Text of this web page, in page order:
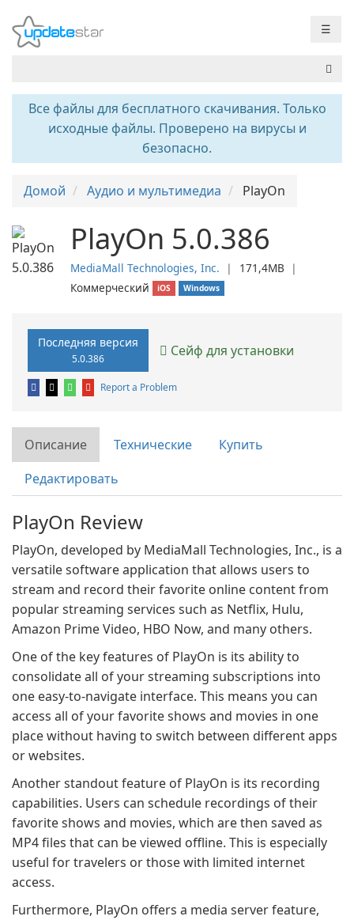
☰
Все файлы для бесплатного скачивания. Только
исходные файлы. Проверено на вирусы и
безопасно.
Домой Аудио и мультимедиа PlayOn
PlayOn 5.0.386
MediaMall Technologies, Inc. ❘ 171,4MB
❘
Коммерческий
iOS Windows
Последняя версия
5.0.386 Сейф для установки
Report a Problem
Описание Технические
Купить
Редактировать
PlayOn Review
PlayOn, developed by MediaMall Technologies, Inc., is a
versatile software application that allows users to
stream and record their favorite online content from
popular streaming services such as Netflix, Hulu,
Amazon Prime Video, HBO Now, and many others.
One of the key features of PlayOn is its ability to
consolidate all of your streaming subscriptions into
one easy-to-navigate interface. This means you can
access all of your favorite shows and movies in one
place without having to switch between different apps
or websites.
Another standout feature of PlayOn is its recording
capabilities. Users can schedule recordings of their
favorite shows and movies, which are then saved as
MP4 files that can be viewed offline. This is especially
useful for travelers or those with limited internet
access.
Furthermore, PlayOn offers a media server feature,